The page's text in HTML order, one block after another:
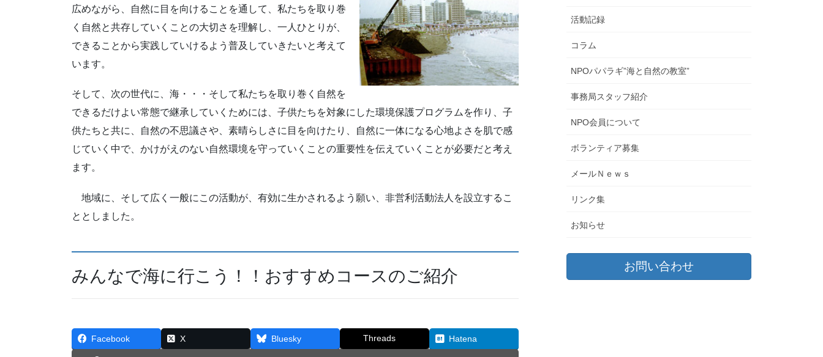
広めながら、自然に目を向けることを通して、私たちを取り巻
く自然と共存していくことの大切さを理解し、一人ひとりが、
できることから実践していけるよう普及していきたいと考えて
います。
そして、次の世代に、海・・・そして私たちを取り巻く自然を
できるだけよい常態で継承していくためには、子供たちを対象にした環境保護プログラムを作り、子
供たちと共に、自然の不思議さや、素晴らしさに目を向けたり、自然に一体になる心地よさを肌で感
じていく中で、かけがえのない自然環境を守っていくことの重要性を伝えていくことが必要だと考え
ます。
地域に、そして広く一般にこの活動が、有効に生かされるよう願い、非営利活動法人を設立するこ
ととしました。
みんなで海に行こう！！おすすめコースのご紹介
Facebook X Bluesky Threads Hatena
活動記録
コラム
NPOパパラギ”海と自然の教室”
事務局スタッフ紹介
NPO会員について
ボランティア募集
メールＮｅｗｓ
リンク集
お知らせ
お問い合わせ